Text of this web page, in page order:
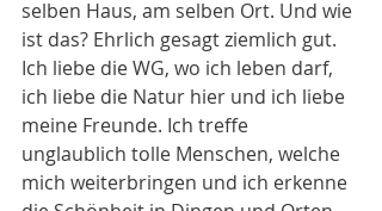
selben Haus, am selben Ort. Und wie
ist das? Ehrlich gesagt ziemlich gut.
Ich liebe die WG, wo ich leben darf,
ich liebe die Natur hier und ich liebe
meine Freunde. Ich treffe
unglaublich tolle Menschen, welche
mich weiterbringen und ich erkenne